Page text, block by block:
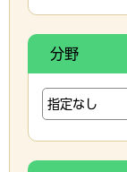
分野